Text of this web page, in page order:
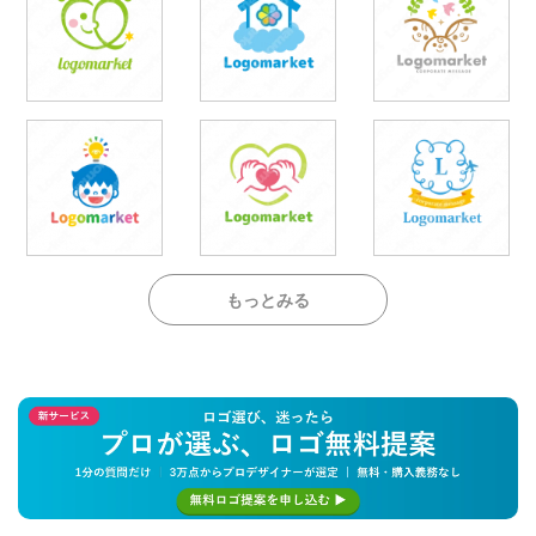
もっとみる